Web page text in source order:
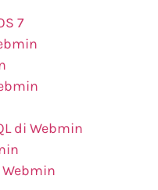
7
di Webmin